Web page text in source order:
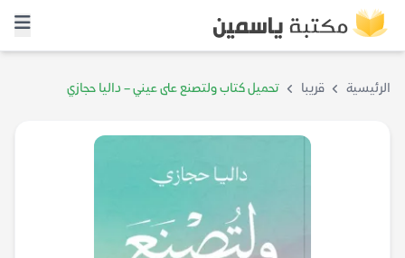
الرئيسية قريبا تحميل كتاب ولتصنع على عيني – داليا حجازي